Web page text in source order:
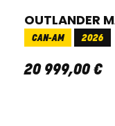
OUTLANDER
CAN-AM 2026
20 999,00€